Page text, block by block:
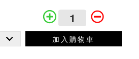
加入購物車